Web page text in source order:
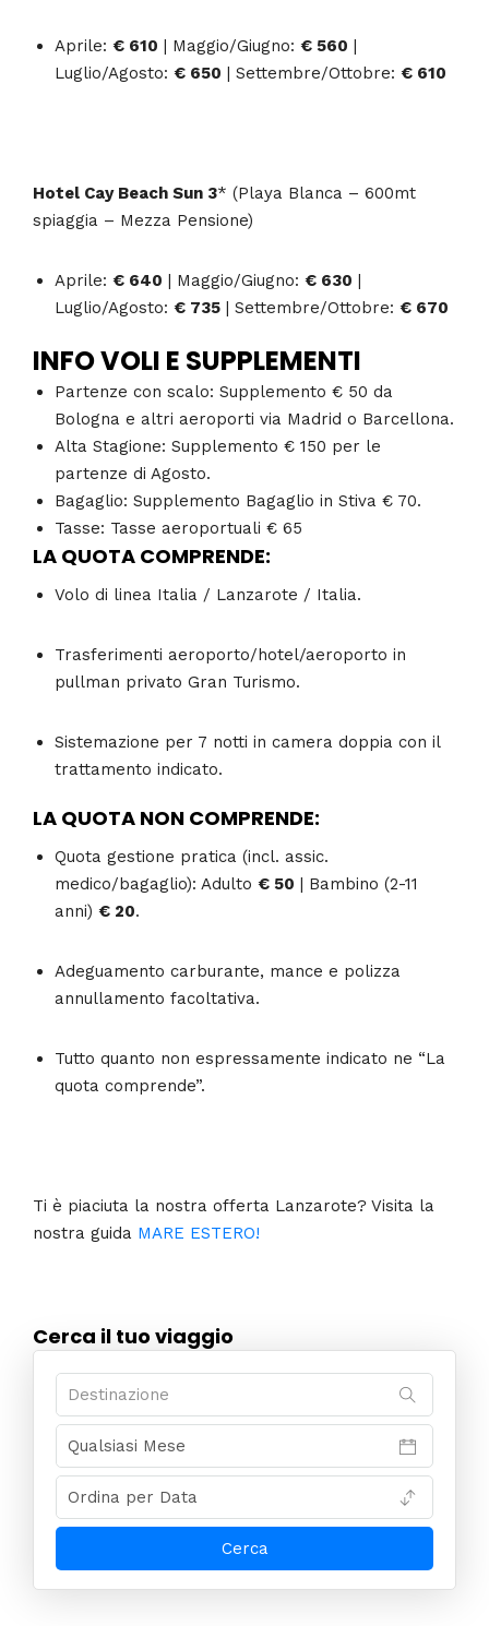
Aprile: € 610 | Maggio/Giugno: € 560 |
Luglio/Agosto: € 650 | Settembre/Ottobre: € 610
Hotel Cay Beach Sun 3* (Playa Blanca – 600mt
spiaggia – Mezza Pensione)
Aprile: € 640 | Maggio/Giugno: € 630 |
Luglio/Agosto: € 735 | Settembre/Ottobre: € 670
INFO VOLI E SUPPLEMENTI
Partenze con scalo: Supplemento € 50 da
Bologna e altri aeroporti via Madrid o Barcellona.
Alta Stagione: Supplemento € 150 per le
partenze di Agosto.
Bagaglio: Supplemento Bagaglio in Stiva € 70.
Tasse: Tasse aeroportuali € 65
LA QUOTA COMPRENDE:
Volo di linea Italia / Lanzarote / Italia.
Trasferimenti aeroporto/hotel/aeroporto in
pullman privato Gran Turismo.
Sistemazione per 7 notti in camera doppia con il
trattamento indicato.
LA QUOTA NON COMPRENDE:
Quota gestione pratica (incl. assic.
medico/bagaglio): Adulto € 50 | Bambino (2-11
anni) € 20.
Adeguamento carburante, mance e polizza
annullamento facoltativa.
Tutto quanto non espressamente indicato ne “La
quota comprende”.
Ti è piaciuta la nostra offerta Lanzarote? Visita la
nostra guidaMARE ESTERO!
Cerca il tuo viaggio